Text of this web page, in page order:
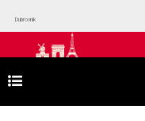
Dubrovnik